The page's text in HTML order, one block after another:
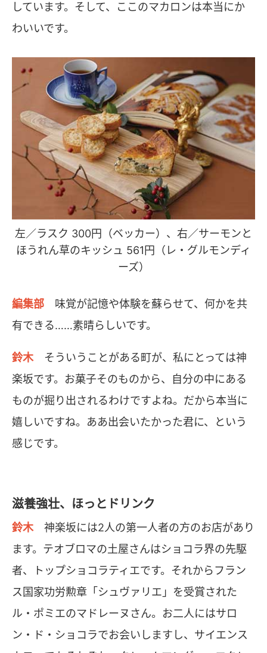
しています。そして、ここのマカロンは本当にか
わいいです。
左／ラスク 300円（ベッカー）、右／サーモンと
ほうれん草のキッシュ 561円（レ・グルモンディ
ーズ）
編集部
味覚が記憶や体験を蘇らせて、何かを共
有できる……素晴らしいです。
鈴木
そういうことがある町が、私にとっては神
楽坂です。お菓子そのものから、自分の中にある
ものが掘り出されるわけですよね。だから本当に
嬉しいですね。ああ出会いたかった君に、という
感じです。
滋養強壮、ほっとドリンク
鈴木
神楽坂には2人の第一人者の方のお店があり
ます。テオブロマの土屋さんはショコラ界の先駆
者、トップショコラティエです。それからフラン
ス国家功労勲章「シュヴァリエ」を受賞された
ル・ポミエのマドレーヌさん。お二人にはサロ
ン・ド・ショコラでお会いしますし、サイエンス